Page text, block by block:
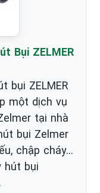
Bụi ZELMER
bụi ZELMER
một dịch vụ
tại nhà
bụi Zelmer
chập cháy...
hút bụi